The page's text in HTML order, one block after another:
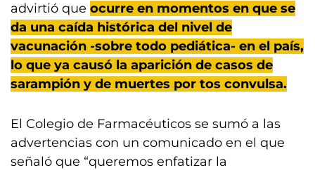
advirtió que ocurre en momentos en que se
da una caída histórica del nivel de
vacunación -sobre todo pediática- en el país,
lo que ya causó la aparición de casos de
sarampión y de muertes por tos convulsa.
El Colegio de Farmacéuticos se sumó a las
advertencias con un comunicado en el que
señaló que “queremos enfatizar la